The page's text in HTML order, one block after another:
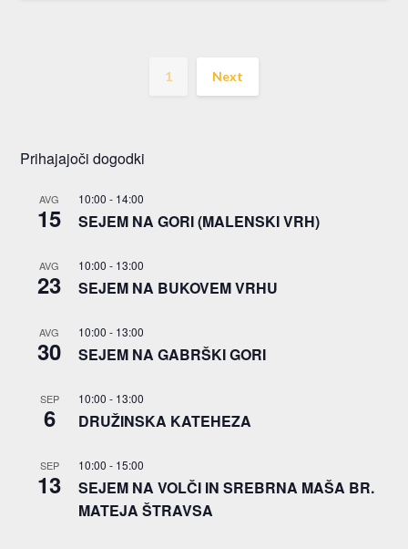
1 Next
Prihajajoči dogodki
AVG
15
10:00 - 14:00
SEJEM NA GORI (MALENSKI VRH)
AVG
23
10:00 - 13:00
SEJEM NA BUKOVEM VRHU
AVG
30
10:00 - 13:00
SEJEM NA GABRŠKI GORI
SEP
6
10:00 - 13:00
DRUŽINSKA KATEHEZA
SEP
13
10:00 - 15:00
SEJEM NA VOLČI IN SREBRNA MAŠA BR.
MATEJA ŠTRAVSA